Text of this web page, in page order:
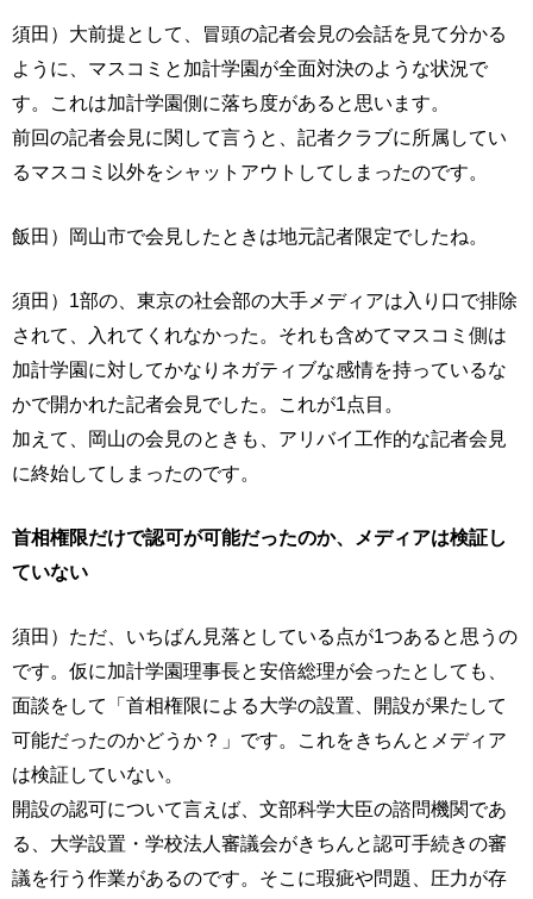
須田）大前提として、冒頭の記者会見の会話を見て分かる
ように、マスコミと加計学園が全面対決のような状況で
す。これは加計学園側に落ち度があると思います。
前回の記者会見に関して言うと、記者クラブに所属してい
るマスコミ以外をシャットアウトしてしまったのです。
飯田）岡山市で会見したときは地元記者限定でしたね。
須田）1部の、東京の社会部の大手メディアは入り口で排除
されて、入れてくれなかった。それも含めてマスコミ側は
加計学園に対してかなりネガティブな感情を持っているな
かで開かれた記者会見でした。これが1点目。
加えて、岡山の会見のときも、アリバイ工作的な記者会見
に終始してしまったのです。
首相権限だけで認可が可能だったのか、メディアは検証し
ていない
須田）ただ、いちばん見落としている点が1つあると思うの
です。仮に加計学園理事長と安倍総理が会ったとしても、
面談をして「首相権限による大学の設置、開設が果たして
可能だったのかどうか？」です。これをきちんとメディア
は検証していない。
開設の認可について言えば、文部科学大臣の諮問機関であ
る、大学設置・学校法人審議会がきちんと認可手続きの審
議を行う作業があるのです。そこに瑕疵や問題、圧力が存